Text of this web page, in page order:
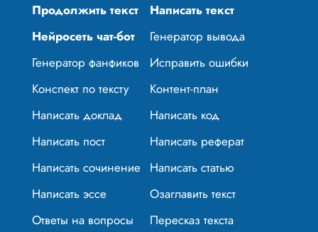
Продолжить текст
Написать текст
Нейросеть чат-бот
Генератор вывода
Генератор фанфиков
Исправить ошибки
Конспект по тексту
Контент-план
Написать доклад
Написать код
Написать пост
Написать реферат
Написать сочинение Написать статью
Написать эссе
Озаглавить текст
Ответы на вопросы
Пересказ текста